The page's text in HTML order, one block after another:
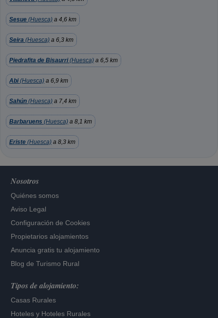
Sesue (Huesca) a 4,6 km
Seira (Huesca) a 6,3 km
Piedrafita de Bisaurri(Huesca) a 6,5 km
Abi(Huesca) a 6,9 km
Sahún (Huesca) a 7,4 km
Barbaruens (Huesca) a 8,1 km
Eriste (Huesca) a 8,3 km
Nosotros
Quiénes somos
Aviso Legal
Configuración de Cookies
Propietarios alojamientos
Anuncia gratis tu alojamiento
Blog de Turismo Rural
Tipos de alojamiento:
Casas Rurales
Hoteles y Hoteles Rurales